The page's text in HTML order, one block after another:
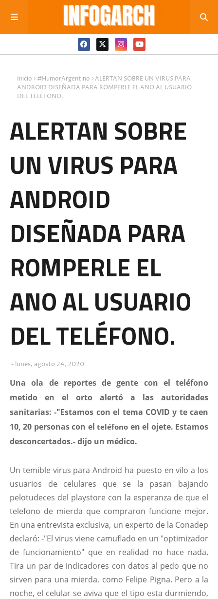
Inicio #HumorArgentino
ALERTAN SOBRE UN VIRUS PARA
ANDROID DISEÑADA PARA ROMPERLE EL ANO AL USUARIO
DEL TELÉFONO.
ALERTAN SOBRE
UN VIRUS PARA
ANDROID
DISEÑADA PARA
ROMPERLE EL
ANO AL USUARIO
DEL TELÉFONO.
lunes, agosto 24, 2020
Una ola de reportes de gente con el teléfono
metido en el orto alertó a las autoridades
sanitarias: -"Estamos con el tema COVID y te caen
10, 20 personas con elteléfono en el ojete. Estamos
desconcertados.- dijo un médico.
Un temible virus para Android ha puesto en vilo a los
usuarios de celulares que se la pasan bajando
pelotudeces del playstore con la esperanza de que el
telefono de mierda que compraron funcione mejor.
En una entrevista exclusiva, un experto de la Conadep
declaró: -"El virus viene camuflado en un "optimizador
de funcionamiento" que en realidad no hace nada.
Tira un par de indicadores con datos al pedo que no
sirven para una mierda, como Felipe Pigna. Pero a la
noche, el celular se aviva que el tipo esta durmiendo,